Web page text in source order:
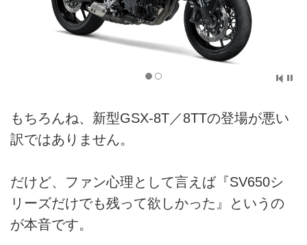
もちろんね、新型GSX-8T／8TTの登場が悪い
訳ではありません。
だけど、ファン心理として言えば『SV650シ
リーズだけでも残って欲しかった』というの
が本音です。